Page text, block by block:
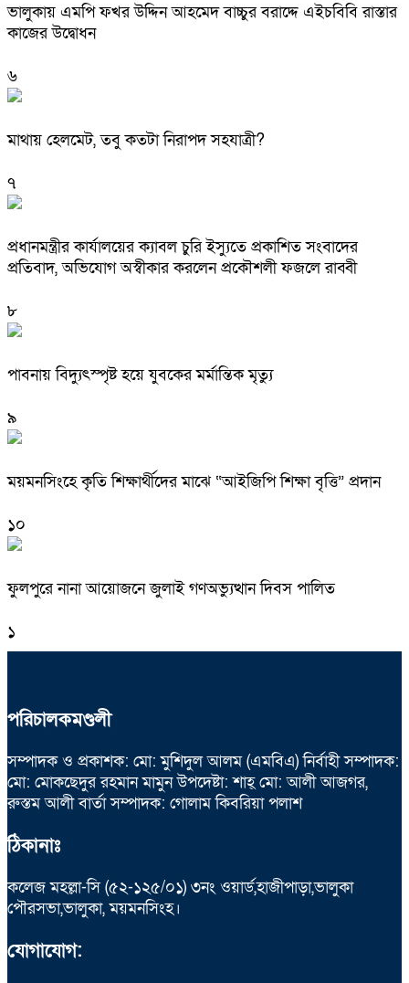
ভালুকায় এমপি ফখর উদ্দিন আহমেদ বাচ্চুর বরাদ্দে এইচবিবি রাস্তার
কাজের উদ্বোধন
৬
মাথায় হেলমেট, তবু কতটা নিরাপদ সহযাত্রী?
৭
প্রধানমন্ত্রীর কার্যালয়ের ক্যাবল চুরি ইস্যুতে প্রকাশিত সংবাদের
প্রতিবাদ, অভিযোগ অস্বীকার করলেন প্রকৌশলী ফজলে রাব্বী
৮
পাবনায় বিদ্যুৎস্পৃষ্ট হয়ে যুব‌কের মর্মান্তিক মৃত্যু
৯
ময়মনসিংহে কৃতি শিক্ষার্থীদের মাঝে “আইজিপি শিক্ষা বৃত্তি” প্রদান
১০
ফুলপুরে নানা আয়োজনে জুলাই গণঅভ্যুত্থান দিবস পালিত
১
পরিচালকমণ্ডলী
সম্পাদক ও প্রকাশক: মো: মুশিদুল আলম (এমবিএ) নির্বাহী সম্পাদক:
মো: মোকছেদুর রহমান মামুন উপদেষ্টা: শাহ্ মো: আলী আজগর,
রুস্তম আলী বার্তা সম্পাদক: গোলাম কিবরিয়া পলাশ
ঠিকানাঃ
কলেজ মহল্লা-সি (৫২-১২৫/০১) ৩নং ওয়ার্ড,হাজীপাড়া,ভালুকা
পৌরসভা,ভালুকা, ময়মনসিংহ।
যোগাযোগ: